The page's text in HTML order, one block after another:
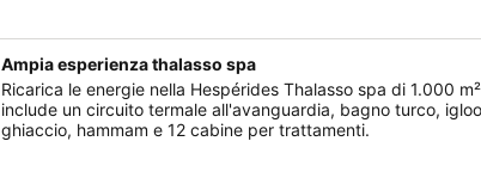
Ampia esperienza thalasso spa
Ricarica le energie nella Hespérides Thalasso spa di 1.000
include un circuito termale all'avanguardia, bagno turco,
ghiaccio, hammam e 12 cabine per trattamenti.